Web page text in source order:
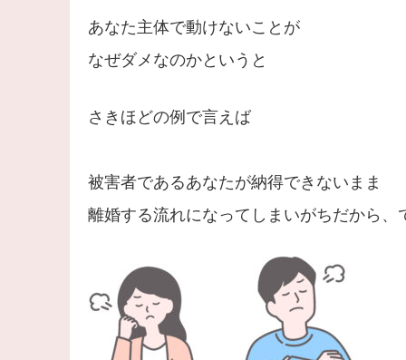
あなた主体で動けないことが
なぜダメなのかというと
さきほどの例で言えば
被害者であるあなたが納得できないまま
離婚する流れになってしまいがちだから、